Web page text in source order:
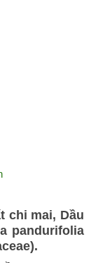
chi mai, Dầu
pandurifolia